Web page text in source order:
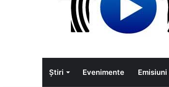
Știri Evenimente Emisiuni